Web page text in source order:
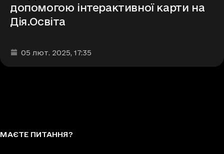
допомогою інтерактивної карти на
Дія.Освіта
Дата та час публікації
05 лют. 2025, 17:35
МАЄТЕ ПИТАННЯ?